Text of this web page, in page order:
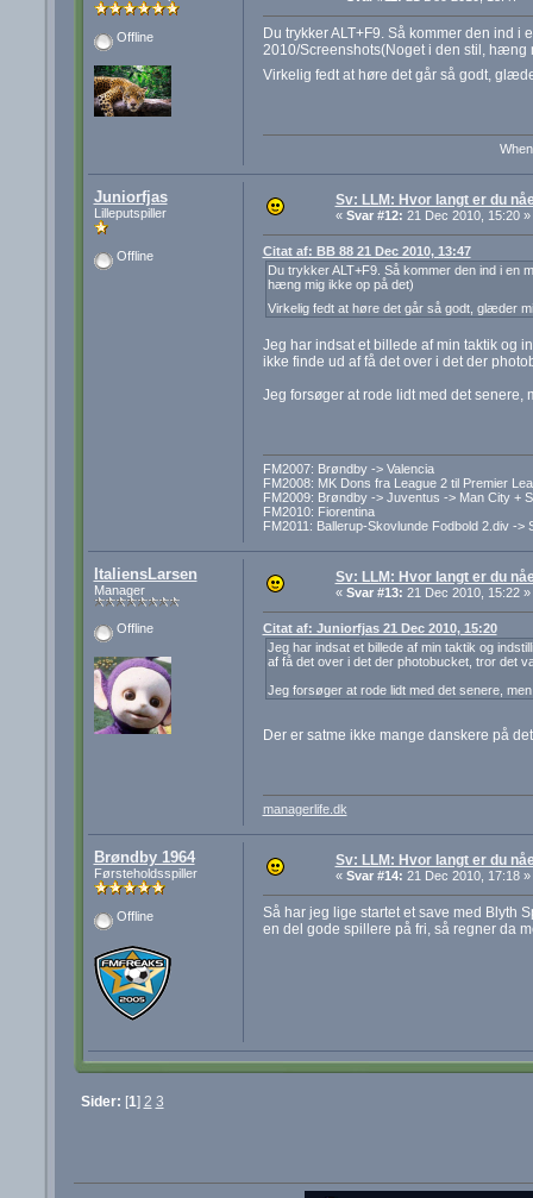
Offline
Du trykker ALT+F9. Så kommer den ind
2010/Screenshots(Noget i den stil, hæng
Virkelig fedt at høre det går så godt,
Juniorfjas
Lilleputspiller
Offline
Sv: LLM: Hvor langt er du
« Svar #12: 21 Dec 2010, 15:20 »
Citat af: BB 88 21 Dec 2010, 13:47
Du trykker ALT+F9. Så kommer den ind i en
hæng mig ikke op på det)
Virkelig fedt at høre det går så godt, glæder
Jeg har indsat et billede af min taktik og
ikke finde ud af få det over i det der
Jeg forsøger at rode lidt med det senere,
FM2007: Brøndby -> Valencia
FM2008: MK Dons fra League 2 til Premier
FM2009: Brøndby -> Juventus -> Man City +
FM2010: Fiorentina
FM2011: Ballerup-Skovlunde Fodbold 2.div ->
ItaliensLarsen
Manager
Offline
Sv: LLM: Hvor langt er du
« Svar #13: 21 Dec 2010, 15:22 »
Citat af: Juniorfjas 21 Dec 2010, 15:20
Jeg har indsat et billede af min taktik og
af få det over i det der photobucket, tror det
Jeg forsøger at rode lidt med det senere,
Der er satme ikke mange danskere på
managerlife.dk
Brøndby 1964
Førsteholdsspiller
Offline
Sv: LLM: Hvor langt er du
« Svar #14: 21 Dec 2010, 17:18 »
Så har jeg lige startet et save med Blyth
en del gode spillere på fri, så regner da
Sider: [1] 2 3